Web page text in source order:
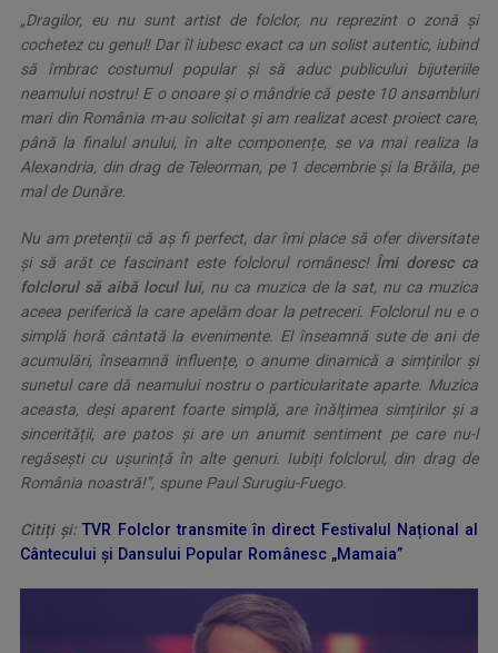
„Dragilor, eu nu sunt artist de folclor, nu reprezint o zonă și
cochetez cu genul! Dar îl iubesc exact ca un solist autentic, iubind
să îmbrac costumul popular și să aduc publicului bijuteriile
neamului nostru! E o onoare și o mândrie că peste 10 ansambluri
mari din România m-au solicitat și am realizat acest proiect care,
până la finalul anului, în alte componențe, se va mai realiza la
Alexandria, din drag de Teleorman, pe 1 decembrie și la Brăila, pe
mal de Dunăre.
Nu am pretenții că aș fi perfect, dar îmi place să ofer diversitate
și să arăt ce fascinant este folclorul românesc! Îmi doresc ca
folclorul să aibă locul lui, nu ca muzica de la sat, nu ca muzica
aceea periferică la care apelăm doar la petreceri. Folclorul nu e o
simplă horă cântată la evenimente. El înseamnă sute de ani de
acumulări, înseamnă influențe, o anume dinamică a simțirilor și
sunetul care dă neamului nostru o particularitate aparte. Muzica
aceasta, deși aparent foarte simplă, are înălțimea simțirilor și a
sincerității, are patos și are un anumit sentiment pe care nu-l
regăsești cu ușurință în alte genuri. Iubiți folclorul, din drag de
România noastră!”, spune Paul Surugiu-Fuego.
Citiți și:TVR Folclor transmite în direct Festivalul Național al
Cântecului și Dansului Popular Românesc „Mamaia”